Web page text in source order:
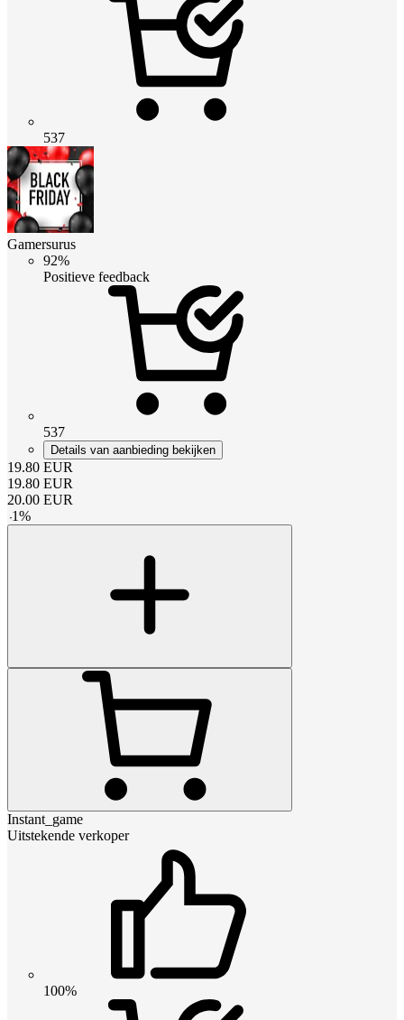
537
Gamersurus
92%
Positieve feedback
537
Details van aanbieding bekijken
19.80 EUR
19.80 EUR
20.00 EUR
-1%
Instant_game
Uitstekende verkoper
100%